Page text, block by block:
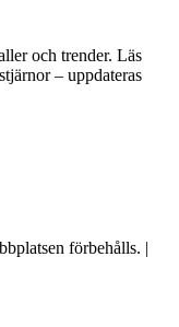
och trender. Läs
– uppdateras
förbehålls. |